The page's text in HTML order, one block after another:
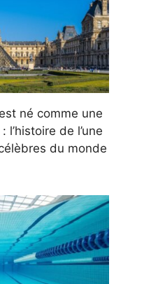
né comme une
de l’une
du monde